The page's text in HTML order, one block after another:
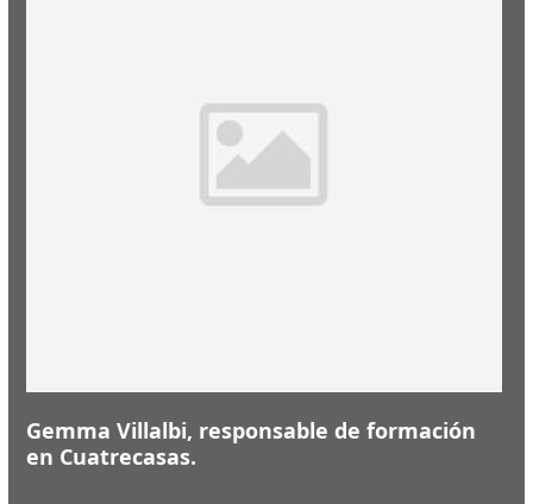
Gemma Villalbi, responsable de formación
en Cuatrecasas.